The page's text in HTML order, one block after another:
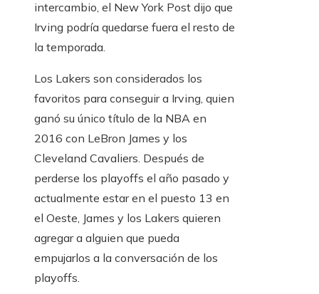
intercambio, el New York Post dijo que
Irving podría quedarse fuera el resto de
la temporada.
Los Lakers son considerados los
favoritos para conseguir a Irving, quien
ganó su único título de la NBA en
2016 con LeBron James y los
Cleveland Cavaliers. Después de
perderse los playoffs el año pasado y
actualmente estar en el puesto 13 en
el Oeste, James y los Lakers quieren
agregar a alguien que pueda
empujarlos a la conversación de los
playoffs.